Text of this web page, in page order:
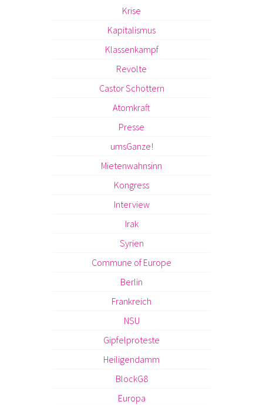
Krise
Kapitalismus
Klassenkampf
Revolte
Castor Schottern
Atomkraft
Presse
umsGanze!
Mietenwahnsinn
Kongress
Interview
Irak
Syrien
Commune of Europe
Berlin
Frankreich
NSU
Gipfelproteste
Heiligendamm
BlockG8
Europa